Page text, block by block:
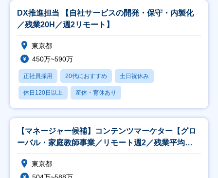
DX推進担当 【自社サービスの開発・保守・内製化
／残業20H／週2リモート】
東京都
450万~590万
正社員採用 20代におすすめ 土日祝休み
休日120日以上 産休・育休あり
【マネージャー候補】コンテンツマーケター【グロ
ーバル・家庭教師事業／リモート週2／残業平均
20H】
東京都